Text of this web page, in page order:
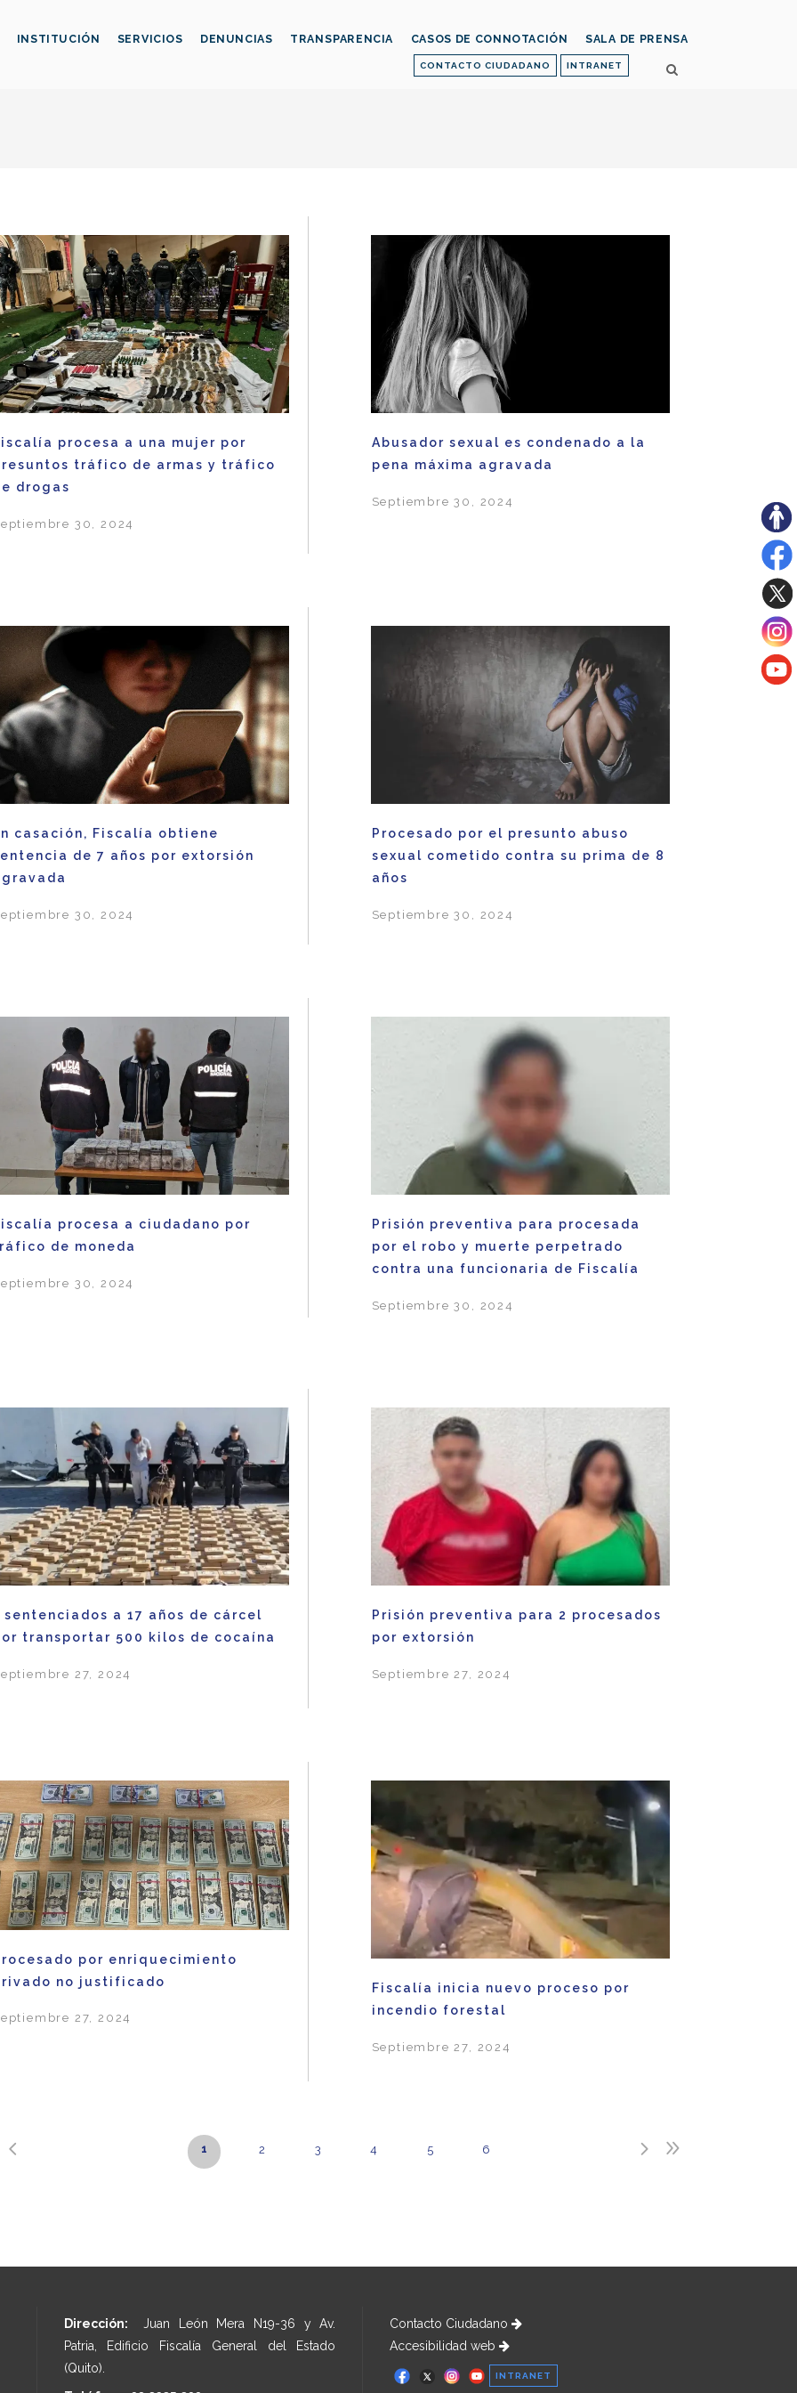
CONTACTO CIUDADANO INTRANET
INSTITUCIÓN SERVICIOS DENUNCIAS TRANSPARENCIA CASOS DE CONNOTACIÓN SALA DE PRENSA
procesa a una mujer por
tráfico de armas y tráfico
drogas
30, 2024
Abusador sexual es condenado a la
pena máxima agravada
Septiembre 30, 2024
casación, Fiscalía obtiene
de 7 años por extorsión
30, 2024
Procesado por el presunto abuso
sexual cometido contra su prima de 8
años
Septiembre 30, 2024
procesa a ciudadano por
de moneda
30, 2024
Prisión preventiva para procesada
por el robo y muerte perpetrado
contra una funcionaria de Fiscalía
Septiembre 30, 2024
sentenciados a 17 años de cárcel
transportar 500 kilos de cocaína
27, 2024
Prisión preventiva para 2 procesados
por extorsión
Septiembre 27, 2024
por enriquecimiento
no justificado
27, 2024
Fiscalía inicia nuevo proceso por
incendio forestal
Septiembre 27, 2024
1 2 3 4 5 6
Dirección: Juan León Mera N19-36 y Av.
Patria, Edificio Fiscalía General del Estado
(Quito).
Contacto Ciudadano
Accesibilidad web
INTRANET